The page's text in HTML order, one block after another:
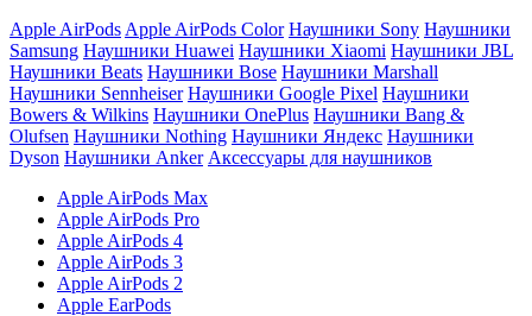
Apple AirPods Apple AirPods Color Наушники Sony Наушники
Samsung Наушники Huawei Наушники Xiaomi Наушники JBL
Наушники Beats Наушники Bose Наушники Marshall
Наушники Sennheiser Наушники Google Pixel Наушники
Bowers & Wilkins Наушники OnePlus Наушники Bang &
Olufsen Наушники Nothing Наушники Яндекс Наушники
Dyson Наушники Anker Аксессуары для наушников
Apple AirPods Max
Apple AirPods Pro
Apple AirPods 4
Apple AirPods 3
Apple AirPods 2
Apple EarPods